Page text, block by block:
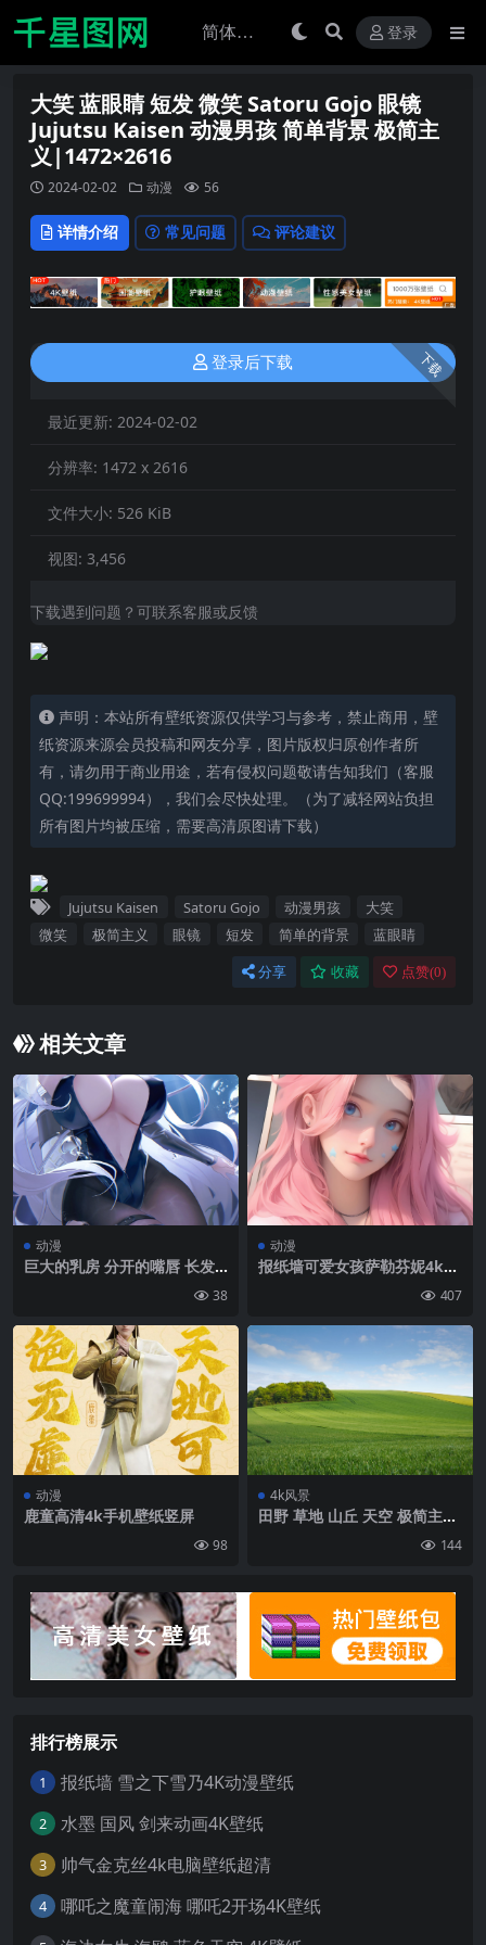
登录
大笑 蓝眼睛 短发 微笑 Satoru Gojo 眼镜
Jujutsu Kaisen 动漫男孩 简单背景 极简主
义|1472×2616
2024-02-02 动漫 56
详情介绍 常见问题 评论建议
下载
登录后下载
最近更新: 2024-02-02
分辨率: 1472 x 2616
文件大小: 526 KiB
视图: 3,456
下载遇到问题？可联系客服或反馈
声明：本站所有壁纸资源仅供学习与参考，禁止商用，壁
纸资源来源会员投稿和网友分享，图片版权归原创作者所
有，请勿用于商业用途，若有侵权问题敬请告知我们（客服
QQ:199699994），我们会尽快处理。（为了减轻网站负担
所有图片均被压缩，需要高清原图请下载）
Jujutsu Kaisen Satoru Gojo 动漫男孩
大笑
微笑
极简主义 眼镜 短发 简单的背景 蓝眼睛
分享 收藏 点赞(0)
相关文章
动漫
巨大的乳房 分开的嘴唇 长发
单臂向上 Azur Lane 肖像展
ur Lanes） 黑色紧身连衣裤
连裤袜 黑色连裤袜 解理切口|
2333×3732
38
动漫
报纸墙可爱女孩萨勒芬妮4k手
407
动漫
鹿童高清4k手机壁纸竖屏
98
4k风景
田野 草地 山丘 天空 极简主义
144
排行榜展示
1 报纸墙 雪之下雪乃4K动漫壁纸
2 水墨 国风 剑来动画4K壁纸
3 帅气金克丝4k电脑壁纸超清
4 哪吒之魔童闹海 哪吒2开场4K壁纸